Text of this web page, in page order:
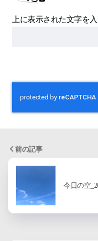
上に表示された文字を
前の記事
今日の空